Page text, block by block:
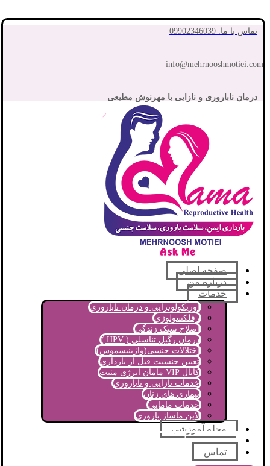
تماس با ما: 09902346039
info@mehrnooshmotiei.com
درمان ناباروری و نازایی با مهرنوش مطیعی
صفحه اصلی
درباره من
خدمات
اوریکولوتراپی و درمان ناباروری
رفلکسولوژی
اصلاح سبک زندگی
درمان زگیل تناسلی ( HPV )
اختلالات جنسی(واژینیسموس)
تعیین جنسیت قبل از بارداری
کانال VIP مامان انرژی مثبت
خدمات نازایی و ناباروری
بیماری های زنان
خدمات مامایی
لاین ماساژ باروری
مجله آموزشی
پرسش و پاسخ
تماس